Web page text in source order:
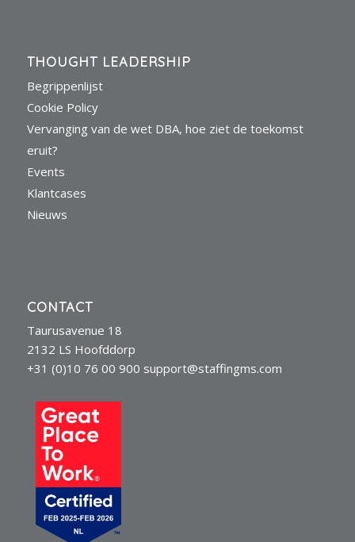
THOUGHT LEADERSHIP
Begrippenlijst
Cookie Policy
Vervanging van de wet DBA, hoe ziet de toekomst
eruit?
Events
Klantcases
Nieuws
CONTACT
Taurusavenue 18
2132 LS Hoofddorp
+31 (0)10 76 00 900 support@staffingms.com